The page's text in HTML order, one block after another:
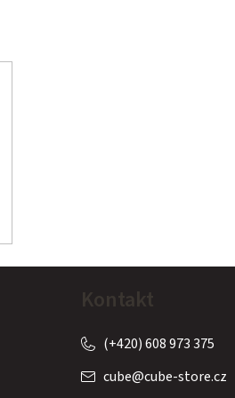
Kontakt
cube@cube-store.cz
(+420) 608 973 375